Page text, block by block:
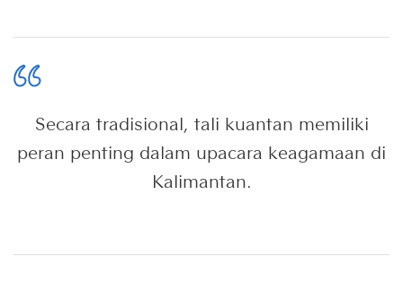
Secara tradisional, tali kuantan memiliki
peran penting dalam upacara keagamaan di
Kalimantan.